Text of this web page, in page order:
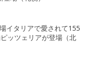
イタリアで愛されて155
ッツェリアが登場（北